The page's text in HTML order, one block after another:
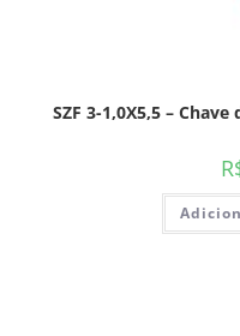
SZF 3-1,0X5,5 – Chave